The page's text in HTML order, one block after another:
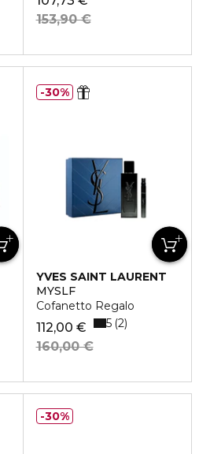
153,90 €
YVES SAINT LAURENT
MYSLF
Cofanetto Regalo
112,00 €
160,00 €
5 2
30%
30%